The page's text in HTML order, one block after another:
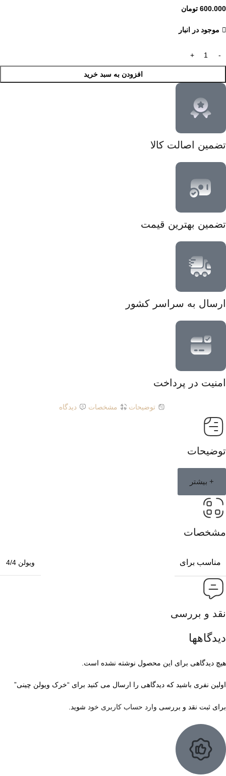
600.000 تومان
موجود در انبار
افزودن به سبد خرید
تضمین اصالت کالا
تضمین بهترین قیمت
ارسال به سراسر کشور
امنیت در پرداخت
توضیحات مشخصات دیدگاه
توضیحات
+ بیشتر
مشخصات
مناسب برای ویولن 4/4
نقد و بررسی
دیدگاهها
هیچ دیدگاهی برای این محصول نوشته نشده است.
اولین نفری باشید که دیدگاهی را ارسال می کنید برای “خرک ویولن چینی”
برای ثبت نقد و بررسی وارد حساب کاربری خود شوید.